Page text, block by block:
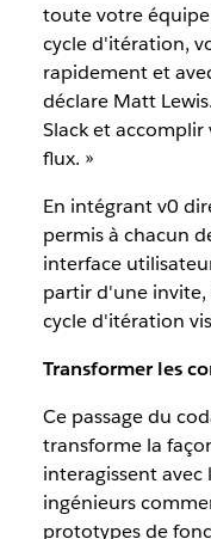
toute votre
cycle d'itération,
rapidement et
déclare Matt
Slack et
flux. »
En intégrant v0
permis à chacun
interface
partir d'une
cycle d'itération
Transformer les
Ce passage du
transforme la
interagissent avec
ingénieurs
prototypes de